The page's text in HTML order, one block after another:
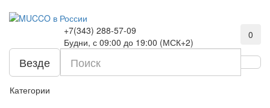
+7(343) 288-57-09
Будни, с 09:00 до 19:00 (МСК+2)
0
Везде
Категории